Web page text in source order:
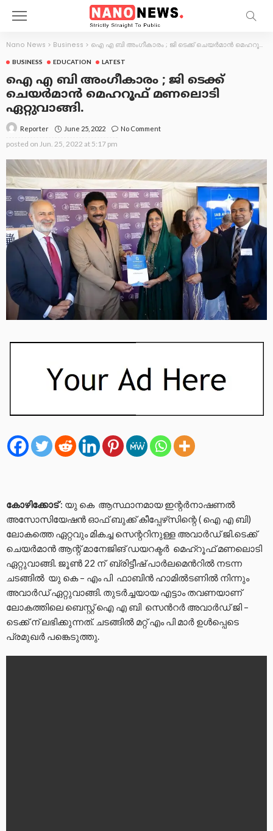
Nano News > Business > ഐ എ ബി അംഗീകാരം ; ജി ടെക്ക് ചെയർമാൻ മെഹറൂഫ് മണലൊടി ഏറ്റുവാങ്ങി.
BUSINESS EDUCATION LATEST
ഐ എ ബി അംഗീകാരം ; ജി ടെക്ക്
ചെയർമാൻ മെഹറൂഫ് മണലൊടി
ഏറ്റുവാങ്ങി.
Reporter June 25, 2022 No Comment
posted on Jun. 25, 2022 at 5:17 pm
കോഴിക്കോട്: യു കെ ആസ്ഥാനമായ ഇന്റർനാഷണൽ
അസോസിയേഷൻ ഓഫ് ബുക്ക് കീപ്പേഴ്‌സിന്റെ ( ഐ എ ബി)
ലോകത്തെ ഏറ്റവും മികച്ച സെന്ററിനുള്ള അവാർഡ് ജി.ടെക്ക്
ചെയർമാൻ ആന്റ് മാനേജിങ് ഡയറക്ടർ മെഹ്റൂഫ് മണലൊടി
ഏറ്റുവാങ്ങി. ജൂൺ 22 ന് ബ്രിട്ടീഷ് പാർലമെൻറിൽ നടന്ന
ചടങ്ങിൽ യു കെ – എം പി ഫാബിൻ ഹാമിൽടണിൽ നിന്നും
അവാർഡ് ഏറ്റുവാങ്ങി. തുടർച്ചയായ എട്ടാം തവണയാണ്
ലോകത്തിലെ ബെസ്റ്റ് ഐ എ ബി സെൻറർ അവാർഡ് ജി –
ടെക്ക് ന് ലഭിക്കുന്നത്. ചടങ്ങിൽ മറ്റ് എം പി മാർ ഉൾപ്പെടെ
പ്രമുഖർ പങ്കെടുത്തു.